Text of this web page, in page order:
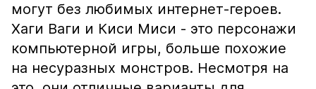
могут без любимых интернет-героев.
Хаги Ваги и Киси Миси - это персонажи
компьютерной игры, больше похожие
на несуразных монстров. Несмотря на